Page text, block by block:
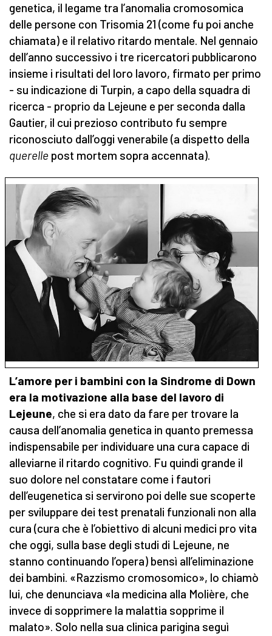
genetica, il legame tra l’anomalia cromosomica
delle persone con Trisomia 21 (come fu poi anche
chiamata) e il relativo ritardo mentale. Nel gennaio
dell’anno successivo i tre ricercatori pubblicarono
insieme i risultati del loro lavoro, firmato per primo
- su indicazione di Turpin, a capo della squadra di
ricerca - proprio da Lejeune e per seconda dalla
Gautier, il cui prezioso contributo fu sempre
riconosciuto dall’oggi venerabile (a dispetto della
querelle post mortem sopra accennata).
L’amore per i bambini con la Sindrome di Down
era la motivazione alla base del lavoro di
Lejeune, che si era dato da fare per trovare la
causa dell’anomalia genetica in quanto premessa
indispensabile per individuare una cura capace di
alleviarne il ritardo cognitivo. Fu quindi grande il
suo dolore nel constatare come i fautori
dell’eugenetica si servirono poi delle sue scoperte
per sviluppare dei test prenatali funzionali non alla
cura (cura che è l’obiettivo di alcuni medici pro vita
che oggi, sulla base degli studi di Lejeune, ne
stanno continuando l’opera) bensì all’eliminazione
dei bambini. «Razzismo cromosomico», lo chiamò
lui, che denunciava «la medicina alla Molière, che
invece di sopprimere la malattia sopprime il
malato». Solo nella sua clinica parigina seguì